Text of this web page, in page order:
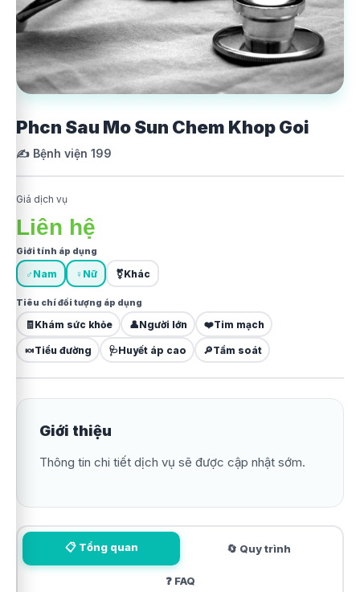
Phcn Sau Mo Sun Chem Khop Goi
✍️ Bệnh viện 199
Giá dịch vụ
Liên hệ
Giới tính áp dụng
♂ Nam ♀ Nữ ⚧Khác
Tiêu chí đối tượng áp dụng
🧾Khám sức khỏe 👤Người lớn ❤️Tim mạch
🍬Tiểu đường 🩺Huyết áp cao 🔎Tầm soát
Giới thiệu
Thông tin chi tiết dịch vụ sẽ được cập nhật sớm.
📋 Tổng quan 🔄 Quy trình
❓ FAQ